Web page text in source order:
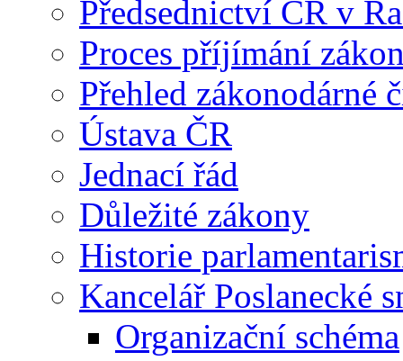
Předsednictví ČR v
Proces příjímání
Přehled zákonodárné
Ústava ČR
Jednací řád
Důležité zákony
Historie
Kancelář Poslanecké
Organizační schéma